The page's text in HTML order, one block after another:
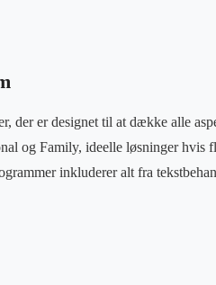
der er designet til at dække alle
og Family, ideelle løsninger hvis
inkluderer alt fra